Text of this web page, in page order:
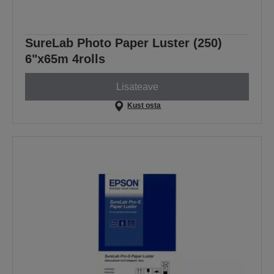
SureLab Photo Paper Luster (250)
6"x65m 4rolls
Lisateave
Kust osta